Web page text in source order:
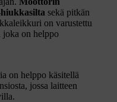
sekä pitkän
on varustettu
joka on helppo
on helppo käsitellä
jossa laitteen